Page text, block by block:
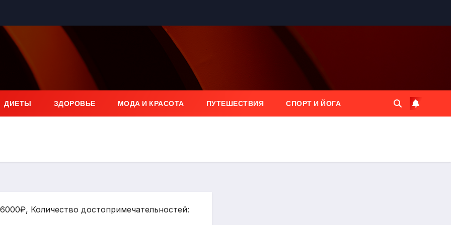
ДИЕТЫ ЗДОРОВЬЕ МОДА И КРАСОТА ПУТЕШЕСТВИЯ СПОРТ И ЙОГА
Количество достопримечательностей: